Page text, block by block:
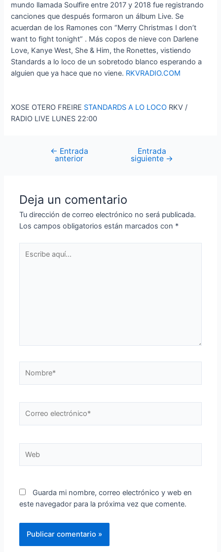
mundo llamada Soulfire entre 2017 y 2018 fue registrando
canciones que después formaron un álbum Live. Se
acuerdan de los Ramones con “Merry Christmas I don’t
want to fight tonight” . Más copos de nieve con Darlene
Love, Kanye West, She & Him, the Ronettes, vistiendo
Standards a lo loco de un sobretodo blanco esperando a
alguien que ya hace que no viene. RKVRADIO.COM
XOSE OTERO FREIRE STANDARDS A LO LOCO RKV /
RADIO LIVE LUNES 22:00
Navegación
← Entrada
anterior
Entrada
siguiente →
Deja un comentario
Tu dirección de correo electrónico no será publicada.
Los campos obligatorios están marcados con *
aquí...
electrónico*
Guarda mi nombre, correo electrónico y web en
este navegador para la próxima vez que comente.